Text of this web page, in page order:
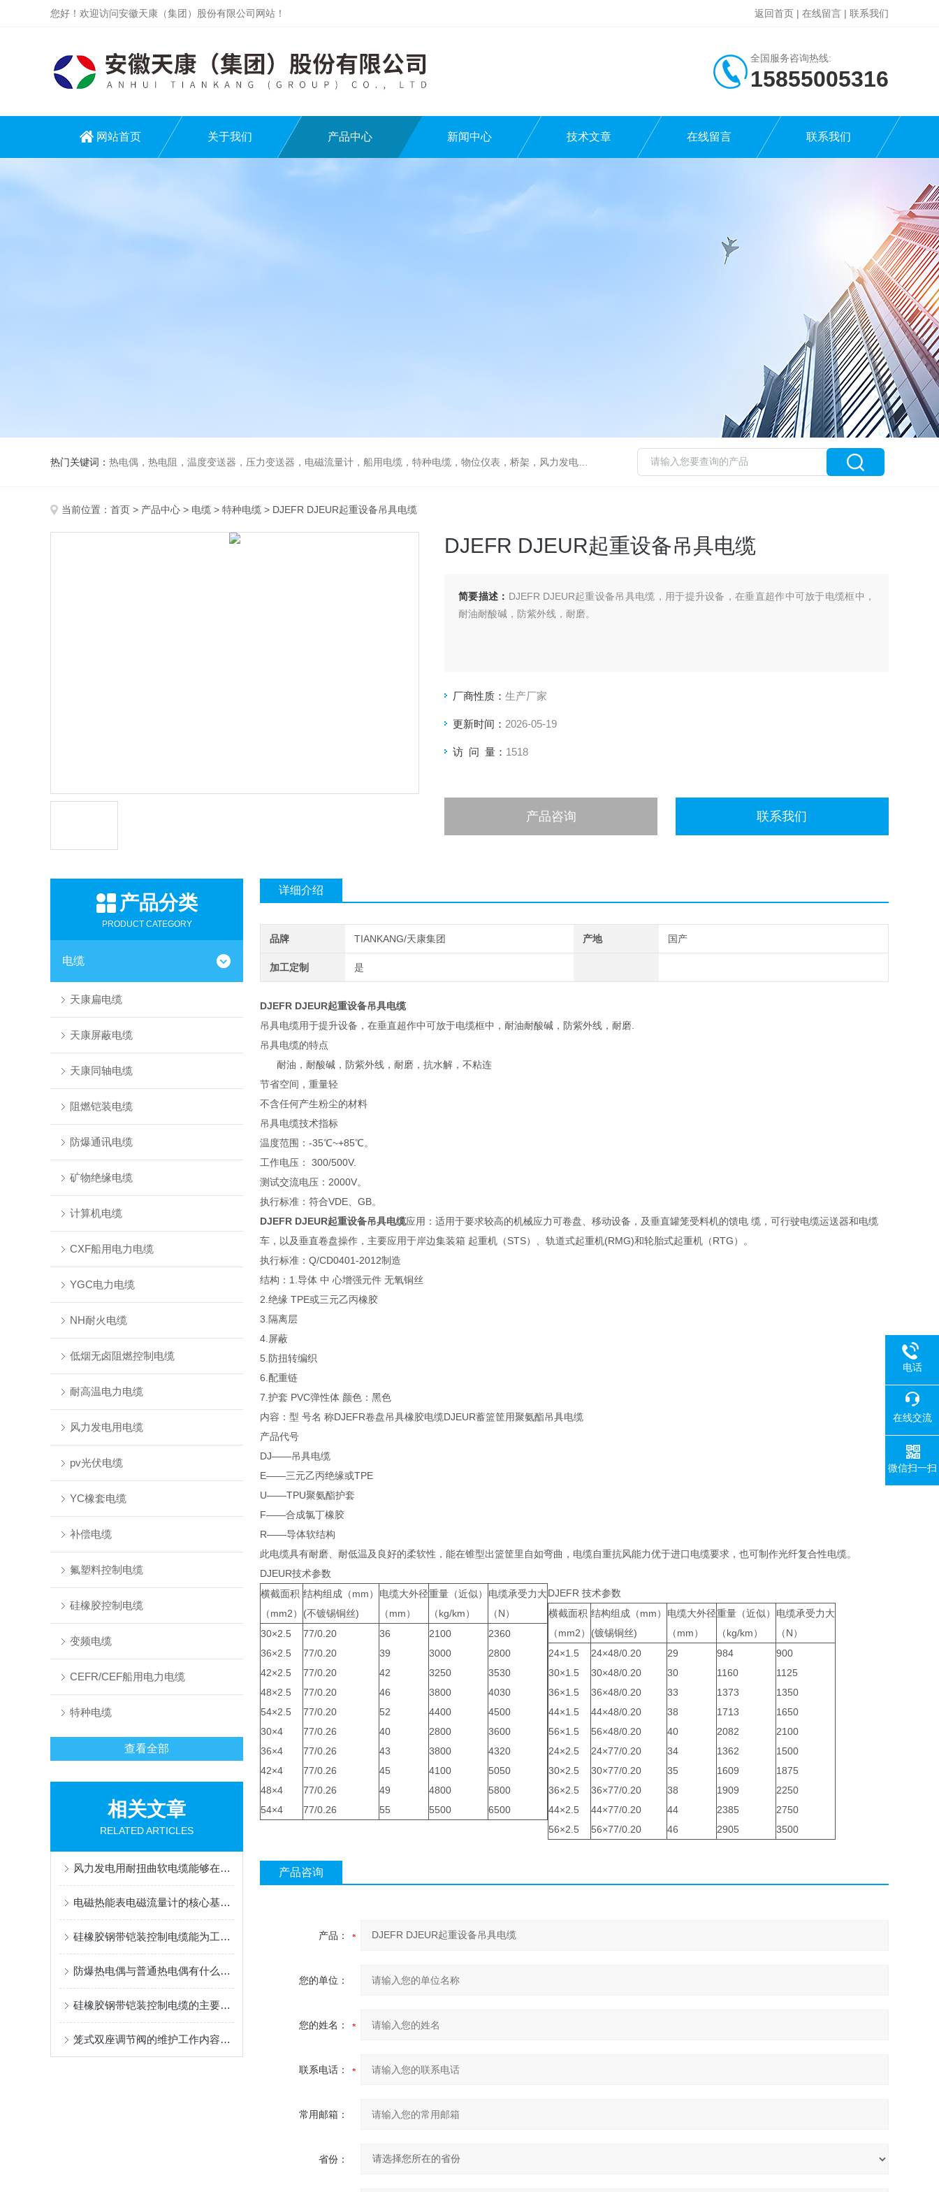
您好！欢迎访问安徽天康（集团）股份有限公司网站！ 返回首页 | 在线留言 | 联系我们
全国服务咨询热线:
15855005316
网站首页 关于我们 产品中心 新闻中心 技术文章 在线留言 联系我们
热门关键词： 热电偶，热电阻，温度变送器，压力变送器，电磁流量计，船用电缆，特种电缆，物位仪表，桥架，风力发电用电缆
当前位置： 首页 > 产品中心 > 电缆 > 特种电缆 > DJEFR DJEUR起重设备吊具电缆
DJEFR DJEUR起重设备吊具电缆
简要描述： DJEFR DJEUR起重设备吊具电缆，用于提升设备，在垂直超作中可放于电缆框中，
耐油耐酸碱，防紫外线，耐磨。
厂商性质： 生产厂家
更新时间： 2026-05-19
访 问 量： 1518
产品咨询 联系我们
产品分类
PRODUCT CATEGORY
电缆
天康扁电缆
天康屏蔽电缆
天康同轴电缆
阻燃铠装电缆
防爆通讯电缆
矿物绝缘电缆
计算机电缆
CXF船用电力电缆
YGC电力电缆
NH耐火电缆
低烟无卤阻燃控制电缆
耐高温电力电缆
风力发电用电缆
pv光伏电缆
YC橡套电缆
补偿电缆
氟塑料控制电缆
硅橡胶控制电缆
变频电缆
CEFR/CEF船用电力电缆
特种电缆
查看全部
相关文章
RELATED ARTICLES
风力发电用耐扭曲软电缆能够在设备运转时承受一定的扭转力
电磁热能表电磁流量计的核心基于法拉第电磁感应定律
硅橡胶钢带铠装控制电缆能为工业生产和各类工程提供可靠的保障
防爆热电偶与普通热电偶有什么区别？
硅橡胶钢带铠装控制电缆的主要用途
笼式双座调节阀的维护工作内容主要是这些
详细介绍
品牌 TIANKANG/天康集团 产地 国产
加工定制 是
DJEFR DJEUR起重设备吊具电缆
吊具电缆用于提升设备，在垂直超作中可放于电缆框中，耐油耐酸碱，防紫外线，耐磨.
吊具电缆的特点
耐油，耐酸碱，防紫外线，耐磨，抗水解，不粘连
节省空间，重量轻
不含任何产生粉尘的材料
吊具电缆技术指标
温度范围：-35℃~+85℃。
工作电压： 300/500V.
测试交流电压：2000V。
执行标准：符合VDE、GB。
DJEFR DJEUR起重设备吊具电缆应用：适用于要求较高的机械应力可卷盘、移动设备，及垂直罐笼受料机的馈电 缆，可行驶电缆运送器和电缆
车，以及垂直卷盘操作，主要应用于岸边集装箱 起重机（STS）、轨道式起重机(RMG)和轮胎式起重机（RTG）。
执行标准：Q/CD0401-2012制造
结构：1.导体 中 心增强元件 无氧铜丝
2.绝缘 TPE或三元乙丙橡胶
3.隔离层
4.屏蔽
5.防扭转编织
6.配重链
7.护套 PVC弹性体 颜色：黑色
内容：型 号名 称DJEFR卷盘吊具橡胶电缆DJEUR蓄篮筐用聚氨酯吊具电缆
产品代号
DJ——吊具电缆
E——三元乙丙绝缘或TPE
U——TPU聚氨酯护套
F——合成氯丁橡胶
R——导体软结构
此电缆具有耐磨、耐低温及良好的柔软性，能在锥型出篮筐里自如弯曲，电缆自重抗风能力优于进口电缆要求，也可制作光纤复合性电缆。
DJEUR技术参数
横截面积
（mm2）
结构组成（mm）
(不镀锡铜丝)
电缆大外径
（mm）
重量（近似）
（kg/km）
电缆承受力大
（N）
30×2.5
36×2.5
42×2.5
48×2.5
54×2.5
30×4
36×4
42×4
48×4
54×4
77/0.20
77/0.20
77/0.20
77/0.20
77/0.20
77/0.26
77/0.26
77/0.26
77/0.26
77/0.26
36
39
42
46
52
40
43
45
49
55
2100
3000
3250
3800
4400
2800
3800
4100
4800
5500
2360
2800
3530
4030
4500
3600
4320
5050
5800
6500
DJEFR 技术参数
横截面积
（mm2）
结构组成（mm）
(镀锡铜丝)
电缆大外径
（mm）
重量（近似）
（kg/km）
电缆承受力大
（N）
24×1.5
30×1.5
36×1.5
44×1.5
56×1.5
24×2.5
30×2.5
36×2.5
44×2.5
56×2.5
24×48/0.20
30×48/0.20
36×48/0.20
44×48/0.20
56×48/0.20
24×77/0.20
30×77/0.20
36×77/0.20
44×77/0.20
56×77/0.20
29
30
33
38
40
34
35
38
44
46
984
1160
1373
1713
2082
1362
1609
1909
2385
2905
900
1125
1350
1650
2100
1500
1875
2250
2750
3500
产品咨询
产品：
您的单位：
您的姓名：
联系电话：
常用邮箱：
省份：
电话
在线交流
微信扫一扫